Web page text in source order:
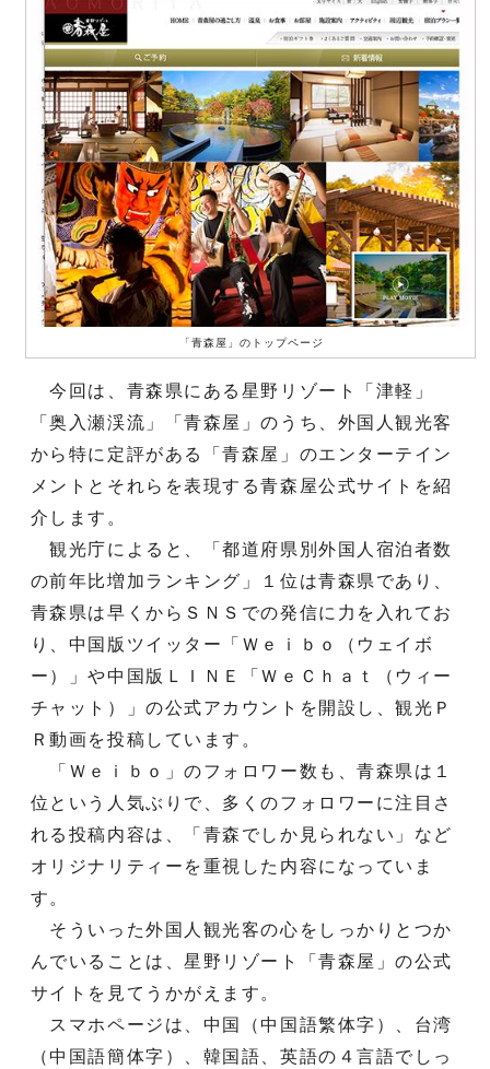
「青森屋」のトップページ
今回は、青森県にある星野リゾート「津軽」
「奥入瀬渓流」「青森屋」のうち、外国人観光客
から特に定評がある「青森屋」のエンターテイン
メントとそれらを表現する青森屋公式サイトを紹
介します。
観光庁によると、「都道府県別外国人宿泊者数
の前年比増加ランキング」１位は青森県であり、
青森県は早くからＳＮＳでの発信に力を入れてお
り、中国版ツイッター「Ｗｅｉｂｏ（ウェイボ
ー）」や中国版ＬＩＮＥ「ＷｅＣｈａｔ（ウィー
チャット）」の公式アカウントを開設し、観光Ｐ
Ｒ動画を投稿しています。
「Ｗｅｉｂｏ」のフォロワー数も、青森県は１
位という人気ぶりで、多くのフォロワーに注目さ
れる投稿内容は、「青森でしか見られない」など
オリジナリティーを重視した内容になっていま
す。
そういった外国人観光客の心をしっかりとつか
んでいることは、星野リゾート「青森屋」の公式
サイトを見てうかがえます。
スマホページは、中国（中国語繁体字）、台湾
（中国語簡体字）、韓国語、英語の４言語でしっ